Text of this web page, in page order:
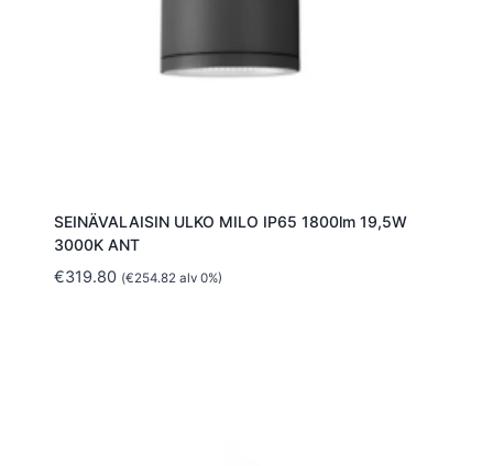
SEINÄVALAISIN ULKO MILO IP65 1800lm 19,5W
3000K ANT
€319.80 (€254.82alv 0%)